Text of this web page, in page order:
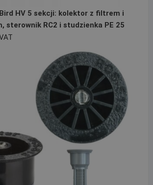
HV 5 sekcji: kolektor z filtrem i
sterownik RC2 i studzienka PE 25